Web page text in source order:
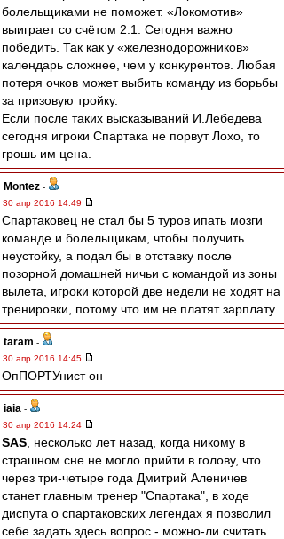
болельщиками не поможет. «Локомотив»
выиграет со счётом 2:1. Сегодня важно
победить. Так как у «железнодорожников»
календарь сложнее, чем у конкурентов. Любая
потеря очков может выбить команду из борьбы
за призовую тройку.
Если после таких высказываний И.Лебедева
сегодня игроки Спартака не порвут Лохо, то
грошь им цена.
Montez -
30 апр 2016 14:49
Спартаковец не стал бы 5 туров ипать мозги
команде и болельщикам, чтобы получить
неустойку, а подал бы в отставку после
позорной домашней ничьи с командой из зоны
вылета, игроки которой две недели не ходят на
тренировки, потому что им не платят зарплату.
taram -
30 апр 2016 14:45
ОпПОРТУнист он
iaia -
30 апр 2016 14:24
SAS , несколько лет назад, когда никому в
страшном сне не могло прийти в голову, что
через три-четыре года Дмитрий Аленичев
станет главным тренер "Спартака", в ходе
диспута о спартаковских легендах я позволил
себе задать здесь вопрос - можно-ли считать